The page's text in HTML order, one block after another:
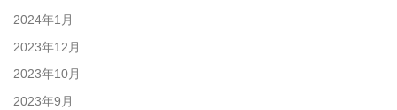
2024年1月
2023年12月
2023年10月
2023年9月